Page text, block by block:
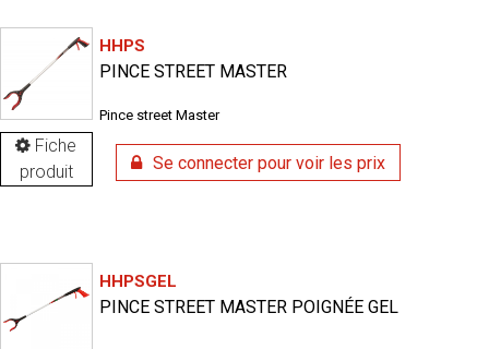
Fiche
produit
HHPS
PINCE STREET MASTER
Pince street Master
Se connecter pour voir les prix
HHPSGEL
PINCE STREET MASTER POIGNÉE GEL